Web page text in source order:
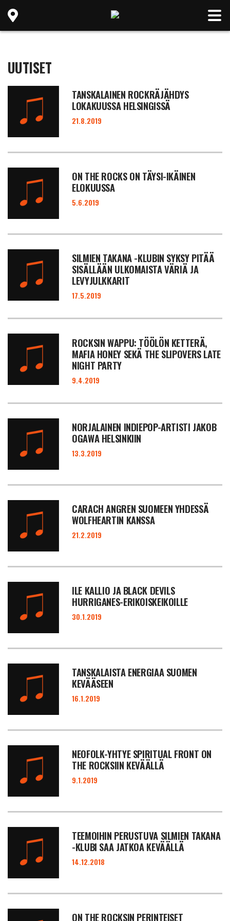
UUTISET
TANSKALAINEN ROCKRÄJÄHDYS
LOKAKUUSSA HELSINGISSÄ
21.8.2019
ON THE ROCKS ON TÄYSI-IKÄINEN
ELOKUUSSA
5.6.2019
SILMIEN TAKANA -KLUBIN SYKSY PITÄÄ
SISÄLLÄÄN ULKOMAISTA VÄRIÄ JA
LEVYJULKKARIT
17.5.2019
ROCKSIN WAPPU: TÖÖLÖN KETTERÄ,
MAFIA HONEY SEKÄ THE SLIPOVERS LATE
NIGHT PARTY
9.4.2019
NORJALAINEN INDIEPOP-ARTISTI JAKOB
OGAWA HELSINKIIN
13.3.2019
CARACH ANGREN SUOMEEN YHDESSÄ
WOLFHEARTIN KANSSA
21.2.2019
ILE KALLIO JA BLACK DEVILS
HURRIGANES-ERIKOISKEIKOILLE
30.1.2019
TANSKALAISTA ENERGIAA SUOMEN
KEVÄÄSEEN
16.1.2019
NEOFOLK-YHTYE SPIRITUAL FRONT ON
THE ROCKSIIN KEVÄÄLLÄ
9.1.2019
TEEMOIHIN PERUSTUVA SILMIEN TAKANA
-KLUBI SAA JATKOA KEVÄÄLLÄ
14.12.2018
ON THE ROCKSIN PERINTEISET